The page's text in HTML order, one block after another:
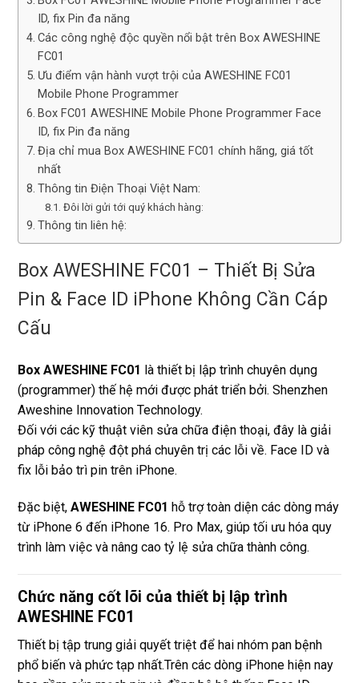
ID, fix Pin đa năng
Các công nghệ độc quyền nổi bật trên Box AWESHINE
FC01
Ưu điểm vận hành vượt trội của AWESHINE FC01
Mobile Phone Programmer
Box FC01 AWESHINE Mobile Phone Programmer Face
ID, fix Pin đa năng
Địa chỉ mua Box AWESHINE FC01 chính hãng, giá tốt
nhất
Thông tin Điện Thoại Việt Nam:
Đôi lời gửi tới quý khách hàng:
Thông tin liên hệ:
Box AWESHINE FC01 – Thiết Bị Sửa
Pin & Face ID iPhone Không Cần Cáp
Cấu
Box AWESHINE FC01 là thiết bị lập trình chuyên dụng
(programmer) thế hệ mới được phát triển bởi. Shenzhen
Aweshine Innovation Technology.
Đối với các kỹ thuật viên sửa chữa điện thoại, đây là giải
pháp công nghệ đột phá chuyên trị các lỗi về. Face ID và
fix lỗi bảo trì pin trên iPhone.
Đặc biệt, AWESHINE FC01 hỗ trợ toàn diện các dòng máy
từ iPhone 6 đến iPhone 16. Pro Max, giúp tối ưu hóa quy
trình làm việc và nâng cao tỷ lệ sửa chữa thành công.
Chức năng cốt lõi của thiết bị lập trình
AWESHINE FC01
Thiết bị tập trung giải quyết triệt để hai nhóm pan bệnh
phổ biến và phức tạp nhất.Trên các dòng iPhone hiện nay